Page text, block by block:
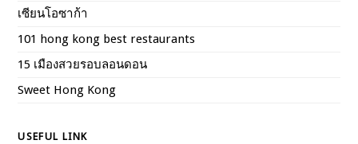
เซียนโอซาก้า
101 hong kong best restaurants
15 เมืองสวยรอบลอนดอน
Sweet Hong Kong
USEFUL LINK